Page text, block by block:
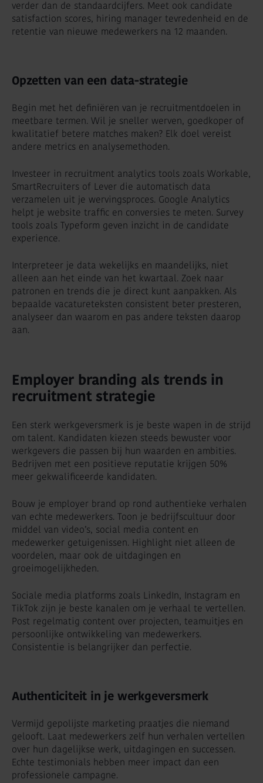
verder dan de standaardcijfers. Meet ook candidate
satisfaction scores, hiring manager tevredenheid en de
retentie van nieuwe medewerkers na 12 maanden.
Opzetten van een data-strategie
Begin met het definiëren van je recruitmentdoelen in
meetbare termen. Wil je sneller werven, goedkoper of
kwalitatief betere matches maken? Elk doel vereist
andere metrics en analysemethoden.
Investeer in recruitment analytics tools zoals Workable,
SmartRecruiters of Lever die automatisch data
verzamelen uit je wervingsproces. Google Analytics
helpt je website traffic en conversies te meten. Survey
tools zoals Typeform geven inzicht in de candidate
experience.
Interpreteer je data wekelijks en maandelijks, niet
alleen aan het einde van het kwartaal. Zoek naar
patronen en trends die je direct kunt aanpakken. Als
bepaalde vacatureteksten consistent beter presteren,
analyseer dan waarom en pas andere teksten daarop
aan.
Employer branding als trends in
recruitment strategie
Een sterk werkgeversmerk is je beste wapen in de strijd
om talent. Kandidaten kiezen steeds bewuster voor
werkgevers die passen bij hun waarden en ambities.
Bedrijven met een positieve reputatie krijgen 50%
meer gekwalificeerde kandidaten.
Bouw je employer brand op rond authentieke verhalen
van echte medewerkers. Toon je bedrijfscultuur door
middel van video’s, social media content en
medewerker getuigenissen. Highlight niet alleen de
voordelen, maar ook de uitdagingen en
groeimogelijkheden.
Sociale media platforms zoals LinkedIn, Instagram en
TikTok zijn je beste kanalen om je verhaal te vertellen.
Post regelmatig content over projecten, teamuitjes en
persoonlijke ontwikkeling van medewerkers.
Consistentie is belangrijker dan perfectie.
Authenticiteit in je werkgeversmerk
Vermijd gepolijste marketing praatjes die niemand
gelooft. Laat medewerkers zelf hun verhalen vertellen
over hun dagelijkse werk, uitdagingen en successen.
Echte testimonials hebben meer impact dan een
professionele campagne.